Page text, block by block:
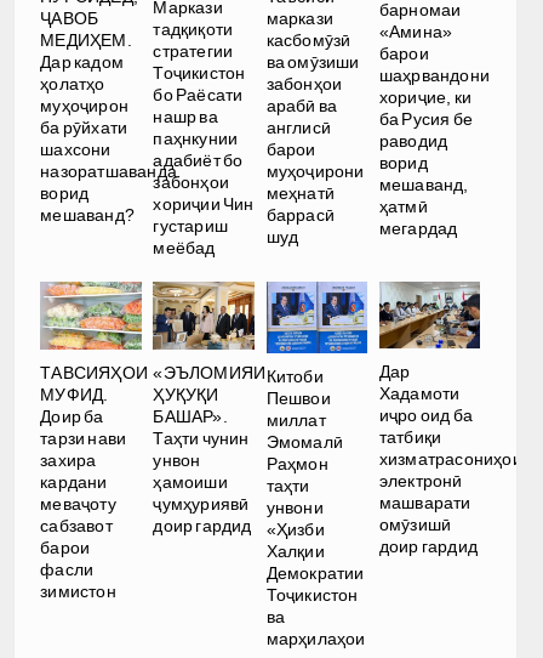
ҶАВОБ
МЕДИҲЕМ.
Дар кадом
ҳолатҳо
муҳоҷирон
ба рӯйхати
шахсони
назоратшаванда
ворид
мешаванд?
Маркази
тадқиқоти
стратегии
Тоҷикистон
бо Раёсати
нашр ва
паҳнкунии
адабиёт бо
забонҳои
хориҷии Чин
густариш
меёбад
маркази
касбомӯзӣ
ва омӯзиши
забонҳои
арабӣ ва
англисӣ
барои
муҳоҷирони
меҳнатӣ
баррасӣ
шуд
барномаи
«Амина»
барои
шаҳрвандони
хориҷие, ки
ба Русия бе
раводид
ворид
мешаванд,
ҳатмӣ
мегардад
ТАВСИЯҲОИ
МУФИД.
Доир ба
тарзи нави
захира
кардани
меваҷоту
сабзавот
барои
фасли
зимистон
«ЭЪЛОМИЯИ
ҲУҚУҚИ
БАШАР».
Таҳти чунин
унвон
ҳамоиши
ҷумҳуриявӣ
доир гардид
Китоби
Пешвои
миллат
Эмомалӣ
Раҳмон
таҳти
унвони
«Ҳизби
Халқии
Демократии
Тоҷикистон
ва
марҳилаҳои
Дар
Хадамоти
иҷро оид ба
татбиқи
хизматрасониҳои
электронӣ
машварати
омӯзишӣ
доир гардид